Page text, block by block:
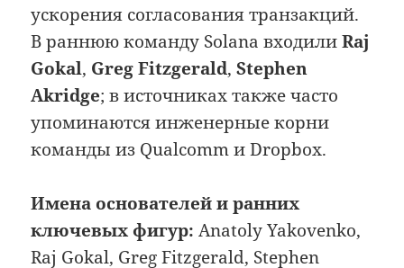
ускорения согласования транзакций.
В раннюю команду Solana входилиRaj
Gokal, Greg Fitzgerald,Stephen
Akridge; в источниках также часто
упоминаются инженерные корни
команды из Qualcomm и Dropbox.
Имена основателей и ранних
ключевых фигур: Anatoly Yakovenko,
Raj Gokal, Greg Fitzgerald, Stephen